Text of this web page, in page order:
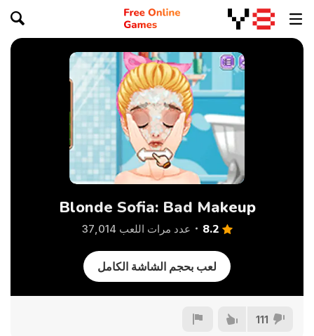
Blonde Sofia: Bad Makeup
8.2 عدد مرات اللعب 37,014
لعب بحجم الشاشة الكامل
111